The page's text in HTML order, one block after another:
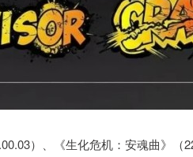
）、《生化危机：安魂曲》（